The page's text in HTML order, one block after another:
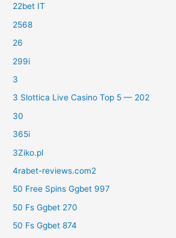
22bet IT
2568
26
299i
3
3 Slottica Live Casino Top 5 — 202
30
365i
3Ziko.pl
4rabet-reviews.com2
50 Free Spins Ggbet 997
50 Fs Ggbet 270
50 Fs Ggbet 874